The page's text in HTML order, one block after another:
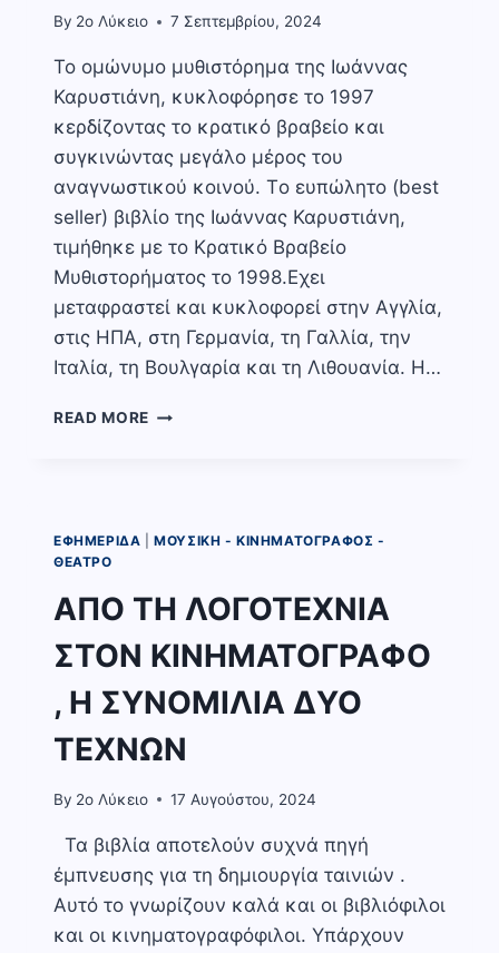
By 2o Λύκειο 7 Σεπτεμβρίου, 2024
Το ομώνυμο μυθιστόρημα της Ιωάννας
Καρυστιάνη, κυκλοφόρησε το 1997
κερδίζοντας το κρατικό βραβείο και
συγκινώντας μεγάλο μέρος του
αναγνωστικού κοινού. Tο ευπώλητο (best
seller) βιβλίο της Ιωάννας Καρυστιάνη,
τιμήθηκε με το Κρατικό Βραβείο
Μυθιστορήματος το 1998.Eχει
μεταφραστεί και κυκλοφορεί στην Αγγλία,
στις ΗΠΑ, στη Γερμανία, τη Γαλλία, την
Ιταλία, τη Βουλγαρία και τη Λιθουανία. Η…
READ MORE ΜΙΚΡΑ
ΤΑ
ΚΑΝΌΝΙΖΕ
ΈΤΣΙ,
ΝΑ
ΒΑΣΤΆΕΙ
ΈΝΑΣ
ΈΡΩΤΑΣ
ΛΊΓΟ
ΈΝΑΣ
ΚΑΗΜΌΣ
ΠΟΛΎ.”
ΕΦΗΜΕΡΊΔΑ |ΜΟΥΣΙΚΉ - ΚΙΝΗΜΑΤΟΓΡΆΦΟΣ -
ΘΈΑΤΡΟ
ΑΠΟ ΤΗ ΛΟΓΟΤΕΧΝΙΑ
ΣΤΟΝ ΚΙΝΗΜΑΤΟΓΡΑΦΟ
, Η ΣΥΝΟΜΙΛΙΑ ΔΥΟ
ΤΕΧΝΩΝ
By 2o Λύκειο 17 Αυγούστου, 2024
Τα βιβλία αποτελούν συχνά πηγή
έμπνευσης για τη δημιουργία ταινιών .
Αυτό το γνωρίζουν καλά και οι βιβλιόφιλοι
και οι κινηματογραφόφιλοι. Υπάρχουν